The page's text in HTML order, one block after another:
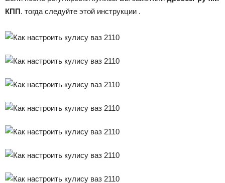
КПП. тогда следуйте этой инструкции .